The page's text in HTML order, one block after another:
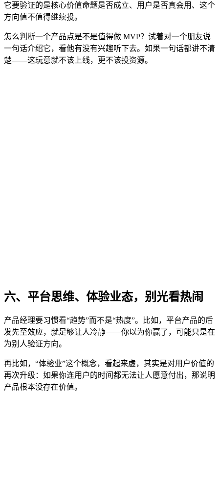
它要验证的是核心价值命题是否成立、用户是否真会用、这个
方向值不值得继续投。
怎么判断一个产品点是不是值得做 MVP？试着对一个朋友说
一句话介绍它，看他有没有兴趣听下去。如果一句话都讲不清
楚——这玩意就不该上线，更不该投资源。
六、平台思维、体验业态，别光看热闹
产品经理要习惯看“趋势”而不是“热度”。比如，平台产品的后
发先至效应，就足够让人冷静——你以为你赢了，可能只是在
为别人验证方向。
再比如，“体验业”这个概念，看起来虚，其实是对用户价值的
再次升级：如果你连用户的时间都无法让人愿意付出，那说明
产品根本没存在价值。